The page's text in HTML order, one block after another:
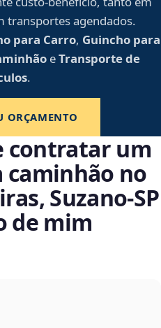
transportes agendados.
para Carro, Guincho para
eTransporte de
.
ORÇAMENTO
contratar um
caminhão no
Suzano‑SP
de mim